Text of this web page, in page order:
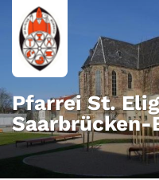
Zum Inhalt springen
Pfarrei St.
Saarbrücken-